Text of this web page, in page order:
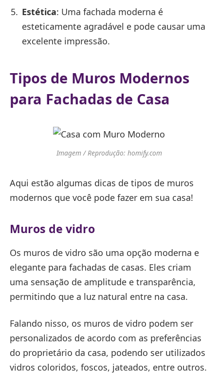
Estética: Uma fachada moderna é
esteticamente agradável e pode causar uma
excelente impressão.
Tipos de Muros Modernos
para Fachadas de Casa
Imagem / Reprodução: homify.com
Aqui estão algumas dicas de tipos de muros
modernos que você pode fazer em sua casa!
Muros de vidro
Os muros de vidro são uma opção moderna e
elegante para fachadas de casas. Eles criam
uma sensação de amplitude e transparência,
permitindo que a luz natural entre na casa.
Falando nisso, os muros de vidro podem ser
personalizados de acordo com as preferências
do proprietário da casa, podendo ser utilizados
vidros coloridos, foscos, jateados, entre outros.